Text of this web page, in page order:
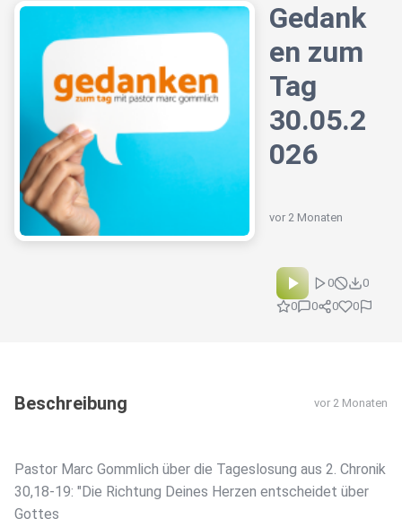
Gedank
en zum
Tag
30.05.2
026
vor 2 Monaten
0
0
0
0 0 0
Beschreibung vor 2 Monaten
Pastor Marc Gommlich über die Tageslosung aus 2. Chronik
30,18-19: "Die Richtung Deines Herzen entscheidet über
Gottes